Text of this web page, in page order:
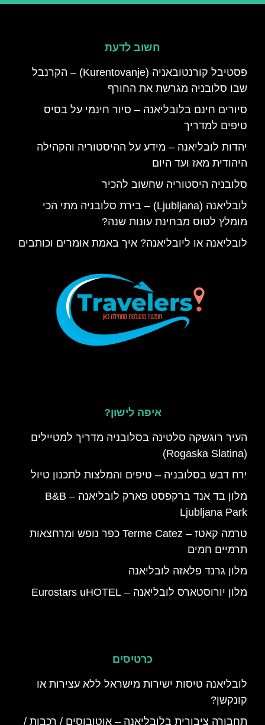
חשוב לדעת
פסטיבל קורנטובאניה (Kurentovanje) – הקרנבל
שבו סלובניה מגרשת את החורף
סיורים חינם בלובליאנה – סיור חינמי על בסיס
טיפים למדריך
יהדות לובליאנה – מידע על ההיסטוריה והקהילה
היהודית מאז ועד היום
סלובניה היסטוריה שחשוב להכיר
לובליאנה (Ljubljana) – בירת סלובניה מתי הכי
מומלץ לטוס מבחינת עונות שנה?
לובליאנה או ליובליאנה? איך באמת אומרים וכותבים
איפה לישון?
העיר רוגשקה סלטינה בסלובניה מדריך למטיילים
(Rogaska Slatina)
ירח דבש בסלובניה – טיפים והמלצות לתכנון טיול
מלון בד אנד ברקפסט פארק לובליאנה – B&B
Ljubljana Park
טרמה קאטז – Terme Catez כפר נופש ומרחצאות
תרמיים חמים
מלון גרנד פלאזה לובליאנה
מלון יורוסטארס לובליאנה – Eurostars uHOTEL
כרטיסים
לובליאנה טיסות ישירות מישראל ללא עצירות או
קונקשן?
תחבורה ציבורית בלובליאנה – אוטובוסים / רכבות /